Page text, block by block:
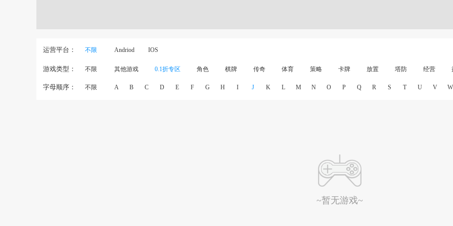
运营平台： 不限 Andriod IOS
游戏类型： 不限 其他游戏 0.1折专区 角色 棋牌 传奇 体育 策略 卡牌 放置 塔防 经营
字母顺序： 不限 A B C D E F G H I J K L M N O P Q R S T U V W
~暂无游戏~